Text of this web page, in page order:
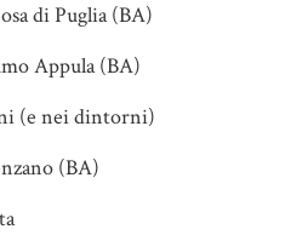
di Puglia (BA)
Appula (BA)
(e nei dintorni)
(BA)